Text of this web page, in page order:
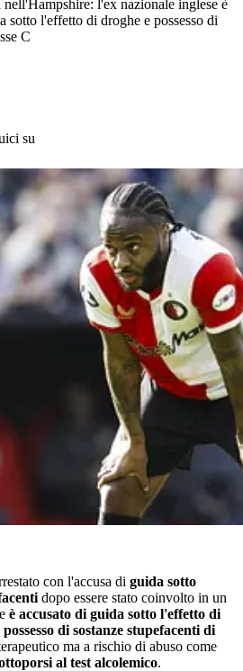
l'ex nazionale inglese è
sotto l'effetto di droghe e possesso di
C
su
con l'accusa di guida sotto
dopo essere stato coinvolto in un
è accusato di guida sotto l'effetto di
di sostanze stupefacenti di
ma a rischio di abuso come
al test alcolemico.